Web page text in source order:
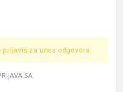
prijaviš za unos odgovora.
SA